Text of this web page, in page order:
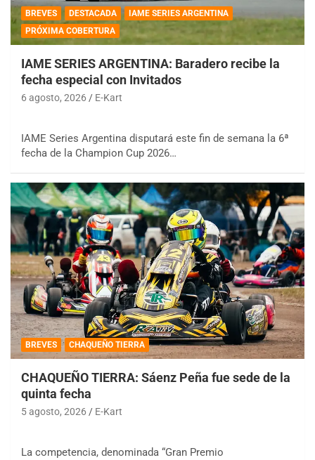
BREVES DESTACADA
IAME SERIES ARGENTINA
PRÓXIMA COBERTURA
IAME SERIES ARGENTINA: Baradero recibe la
fecha especial con Invitados
6 agosto, 2026 E-Kart
IAME Series Argentina disputará este fin de semana la 6ª
fecha de la Champion Cup 2026…
BREVES CHAQUEÑO TIERRA
CHAQUEÑO TIERRA: Sáenz Peña fue sede de la
quinta fecha
5 agosto, 2026 E-Kart
La competencia, denominada “Gran Premio